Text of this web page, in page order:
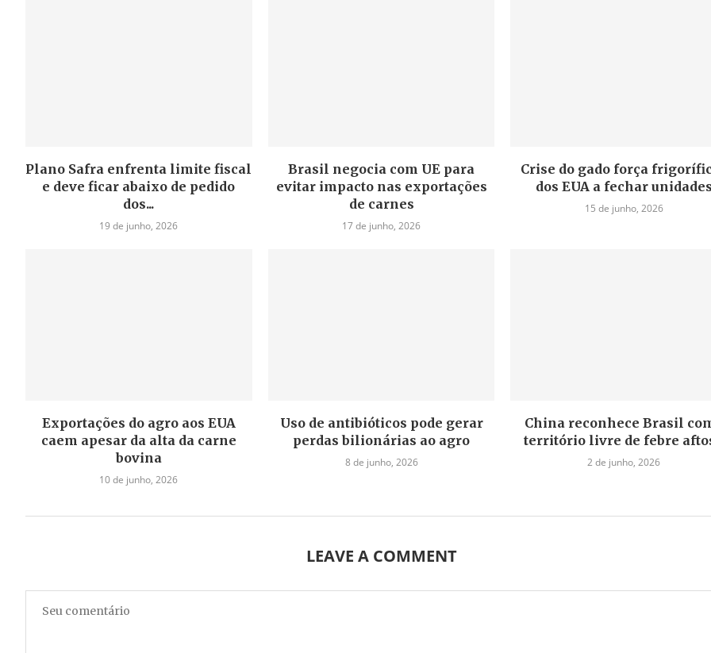
Plano Safra enfrenta limite fiscal
e deve ficar abaixo de pedido
dos...
19 de junho, 2026
Brasil negocia com UE para
evitar impacto nas exportações
de carnes
17 de junho, 2026
Crise do gado força
dos EUA a fechar unidades
15 de junho, 2026
Exportações do agro aos EUA
caem apesar da alta da carne
bovina
10 de junho, 2026
Uso de antibióticos pode gerar
perdas bilionárias ao agro
8 de junho, 2026
China reconhece Brasil
território livre de febre
2 de junho, 2026
LEAVE A COMMENT